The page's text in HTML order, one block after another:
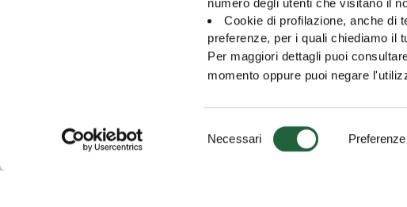
numero degli utenti che visitano il
Cookie di profilazione, anche di
preferenze, per i quali chiediamo il
Per maggiori dettagli puoi
momento oppure puoi negare
e
Necessari Preferenze